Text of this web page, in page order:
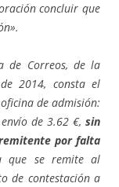
concluir que
de Correos, de la
2014, consta el
de admisión:
de 3.62 €, sin
por falta
que se remite al
de contestación a